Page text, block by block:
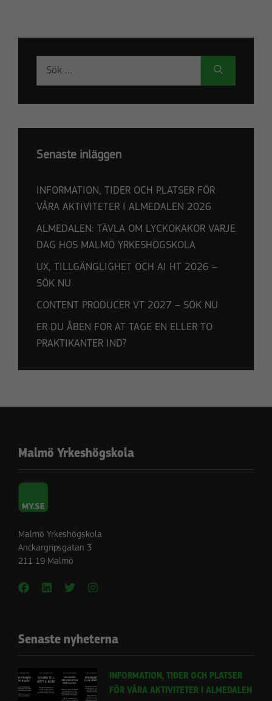
Senaste inläggen
INFORMATION, TIDER OCH PLATSER FÖR
VÅRA AKTIVITETER I ALMEDALEN 2026
ALMEDALEN: TÄVLA OM LYCKOKAKOR VARJE
DAG HOS MALMÖ YRKESHÖGSKOLA
UX, TILLGÄNGLIGHET OCH AI HT 2026 –
SÖK NU
CONTENT PRODUCER VT 2027 – SÖK NU
ER DU ÅBEN FOR AT TAGE EN ELLER TO
PRAKTIKANTER IND?
Malmö Yrkeshögskola
Malmö Yrkeshögskola
Anckargripsgatan 3
211 19 Malmö
Senaste nyheterna
INFORMATION, TIDER OCH PLATSER
FÖR VÅRA AKTIVITETER I ALMEDALEN
Nödvändiga
går inte att
för att
Statistik
Upplevelse